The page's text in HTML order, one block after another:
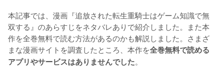
本記事では、漫画『追放された転生重騎士はゲーム知識で無
双する』のあらすじをネタバレありで紹介しました。また本
作を全巻無料で読む方法があるのかも解説しました。さまざ
まな漫画サイトを調査したところ、本作を全巻無料で読める
アプリやサービスはありませんでした。